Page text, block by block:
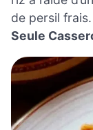
de persil
Seule